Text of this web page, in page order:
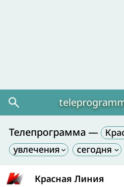
Телепрограмма —
Красная Линия